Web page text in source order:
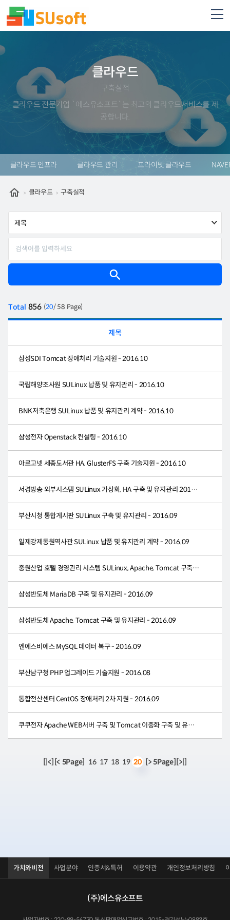
클라우드
구축실적
클라우드 전문기업 `에스유소프트`는 최고의 클라우드서비스를 제
공합니다.
클라우드 인프라 클라우드 관리 프라이빗 클라우드
클라우드 구축실적
Total 856 (20/ 58 Page)
제목
삼성SDI Tomcat 장애처리 기술지원 - 2016.10
국립해양조사원 SULinux 납품 및 유지관리 - 2016.10
BNK저축은행 SULinux 납품 및 유지관리 계약 - 2016.10
삼성전자 Openstack 컨설팅 - 2016.10
아르고넷 세종도서관 HA, GlusterFS 구축 기술지원 - 2016.10
서경방송 외부시스템 SULinux 가상화, HA 구축 및 유지관리 2016.10
부산시청 통합게시판 SULinux 구축 및 유지관리 - 2016.09
일제강제동원역사관 SULinux 납품 및 유지관리 계약 - 2016.09
중원산업 호텔 경영관리 시스템 SULinux, Apache, Tomcat 구축 및 유지관리 - 2016.09
삼성반도체 MariaDB 구축 및 유지관리 - 2016.09
삼성반도체 Apache, Tomcat 구축 및 유지관리 - 2016.09
엔에스비에스 MySQL 데이터 복구 - 2016.09
부산남구청 PHP 업그레이드 기술지원 - 2016.08
통합전산센터 CentOS 장애처리 2차 지원 - 2016.09
쿠쿠전자 Apache WEB서버 구축 및 Tomcat 이중화 구축 및 유지관리 - 2016.07
[|<] [< 5Page] 16 17 18 19 20 [> 5Page] [>|]
가치와비전 사업분야 인증서&특허 이용약관 개인정보처리방침
(주)에스유소프트